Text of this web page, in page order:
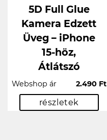
5D Full Glue
Kamera Edzett
Üveg – iPhone
15-höz,
Átlátszó
Webshop ár 2.490 Ft
részletek